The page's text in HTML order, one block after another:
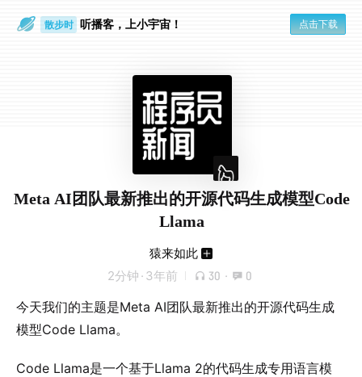
散步时 听播客，上小宇宙！ 点击下载
Meta AI团队最新推出的开源代码生成模型Code
Llama
猿来如此
2分钟 · 3年前 30 · 0
今天我们的主题是Meta AI团队最新推出的开源代码生成
模型Code Llama。
Code Llama是一个基于Llama 2的代码生成专用语言模